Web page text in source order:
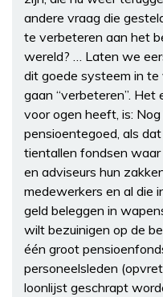
andere vraag die
te verbeteren aan het
wereld? … Laten we
dit goede systeem in
gaan “verbeteren”.
voor ogen heeft, is:
pensioentegoed, als
tientallen fondsen waar
en adviseurs hun
medewerkers en al die
geld beleggen in
wilt bezuinigen op de
één groot
personeelsleden
loonlijst geschrapt